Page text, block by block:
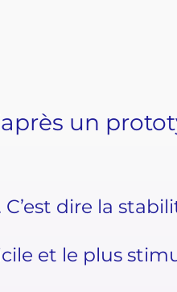
un
dire la
et le plus